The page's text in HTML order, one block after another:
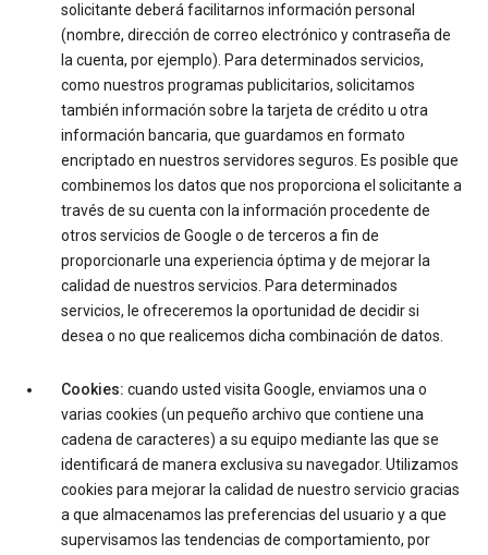
solicitante deberá facilitarnos información personal
(nombre, dirección de correo electrónico y contraseña de
la cuenta, por ejemplo). Para determinados servicios,
como nuestros programas publicitarios, solicitamos
también información sobre la tarjeta de crédito u otra
información bancaria, que guardamos en formato
encriptado en nuestros servidores seguros. Es posible que
combinemos los datos que nos proporciona el solicitante a
través de su cuenta con la información procedente de
otros servicios de Google o de terceros a fin de
proporcionarle una experiencia óptima y de mejorar la
calidad de nuestros servicios. Para determinados
servicios, le ofreceremos la oportunidad de decidir si
desea o no que realicemos dicha combinación de datos.
Cookies: cuando usted visita Google, enviamos una o
varias cookies (un pequeño archivo que contiene una
cadena de caracteres) a su equipo mediante las que se
identificará de manera exclusiva su navegador. Utilizamos
cookies para mejorar la calidad de nuestro servicio gracias
a que almacenamos las preferencias del usuario y a que
supervisamos las tendencias de comportamiento, por